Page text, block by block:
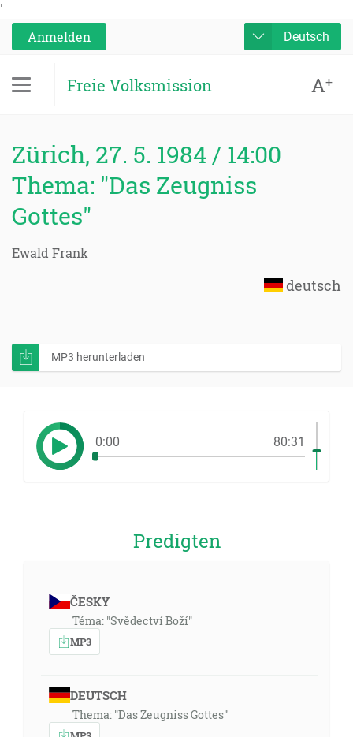
'
Anmelden
Deutsch
Freie Volksmission A+
Zürich, 27. 5. 1984 / 14:00
Thema: "Das Zeugniss
Gottes"
Ewald Frank
deutsch
MP3 herunterladen
0:00 80:31
Predigten
ČESKY
Téma: "Svědectví Boží"
MP3
DEUTSCH
Thema: "Das Zeugniss Gottes"